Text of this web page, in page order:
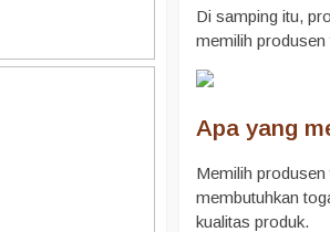
Di samping itu,
memilih produsen
Apa yang
Memilih
membutuhkan
kualitas produk.